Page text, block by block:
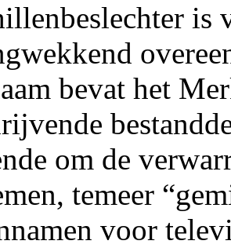
is
bevat het
om de
temeer
voor